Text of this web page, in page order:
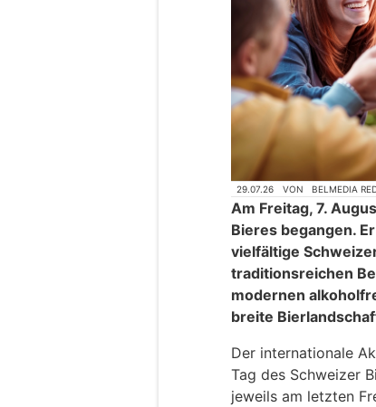
29.07.26 VON BELMEDIA
Am Freitag, 7.
Bieres begangen.
vielfältige
traditionsreichen
modernen
breite
Der internationale
Tag des Schweizer
jeweils am letzten